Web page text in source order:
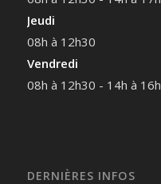
Jeudi
08h à 12h30
Vendredi
08h à 12h30 - 14h à 16h
DERNIÈRES INFOS